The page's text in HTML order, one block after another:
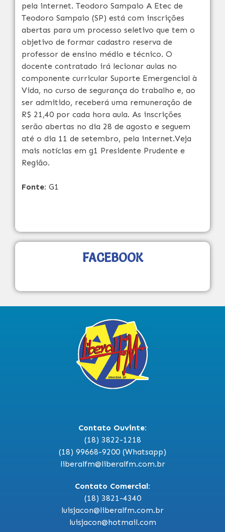
pela internet. Teodoro Sampaio A Etec de
Teodoro Sampaio (SP) está com inscrições
abertas para um processo seletivo que tem o
objetivo de formar cadastro reserva de
professor de ensino médio e técnico. O
docente contratado irá lecionar aulas no
componente curricular Suporte Emergencial à
Vida, no curso de segurança do trabalho e, ao
ser admitido, receberá uma remuneração de
R$ 21,40 por cada hora aula. As inscrições
serão abertas no dia 28 de agosto e seguem
até o dia 11 de setembro, pela internet.Veja
mais notícias em g1 Presidente Prudente e
Região.
Fonte: G1
FACEBOOK
Contato Ouvinte:
(18) 3822-1218
(18) 99668-9200 (Whatsapp)
liberalfm@liberalfm.com.br
Contato Comercial:
(18) 3821-4340
luisjacon@liberalfm.com.br
luisjacon@hotmail.com